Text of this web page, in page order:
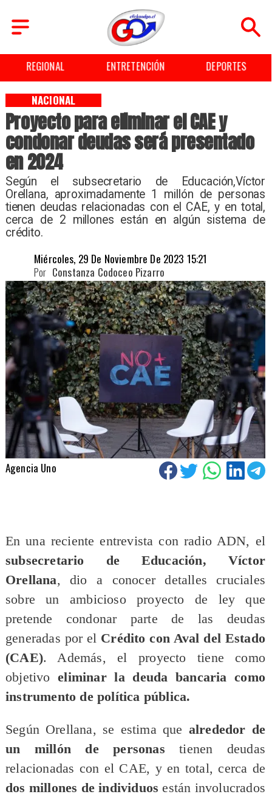
REGIONAL ENTRETENCIÓN DEPORTES
Proyecto para eliminar el CAE y
condonar deudas será presentado
en 2024
Según el subsecretario de Educación,Víctor
Orellana, aproximadamente 1 millón de personas
tienen deudas relacionadas con el CAE, y en total,
cerca de 2 millones están en algún sistema de
crédito.
NACIONAL
Miércoles, 29 De Noviembre De 2023 15:21
Constanza Codoceo Pizarro
Por
Agencia Uno
En una reciente entrevista con radio ADN, el
subsecretario de Educación, Víctor
Orellana, dio a conocer detalles cruciales
sobre un ambicioso proyecto de ley que
pretende condonar parte de las deudas
generadas por el Crédito con Aval del Estado
(CAE). Además, el proyecto tiene como
objetivoeliminar la deuda bancaria como
instrumento de política pública.
​Según Orellana, se estima que alrededor de
un millón de personas tienen deudas
relacionadas con el CAE, y en total, cerca de
dos millones de individuos están involucrados